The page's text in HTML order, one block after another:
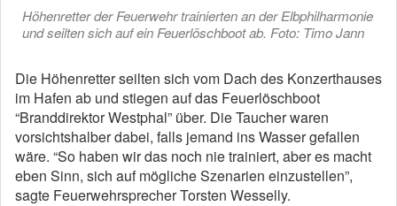
Höhenretter der Feuerwehr trainierten an der Elbphilharmonie
und seilten sich auf ein Feuerlöschboot ab. Foto: Timo Jann
Die Höhenretter seilten sich vom Dach des Konzerthauses
im Hafen ab und stiegen auf das Feuerlöschboot
“Branddirektor Westphal” über. Die Taucher waren
vorsichtshalber dabei, falls jemand ins Wasser gefallen
wäre. “So haben wir das noch nie trainiert, aber es macht
eben Sinn, sich auf mögliche Szenarien einzustellen”,
sagte Feuerwehrsprecher Torsten Wesselly.